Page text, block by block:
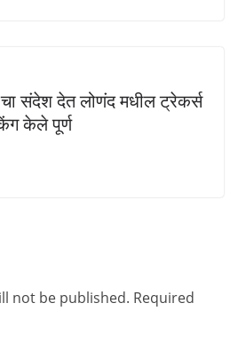
चा संदेश देत लोणंद मधील ट्रेकर्स
केले पूर्ण
not be published. Required